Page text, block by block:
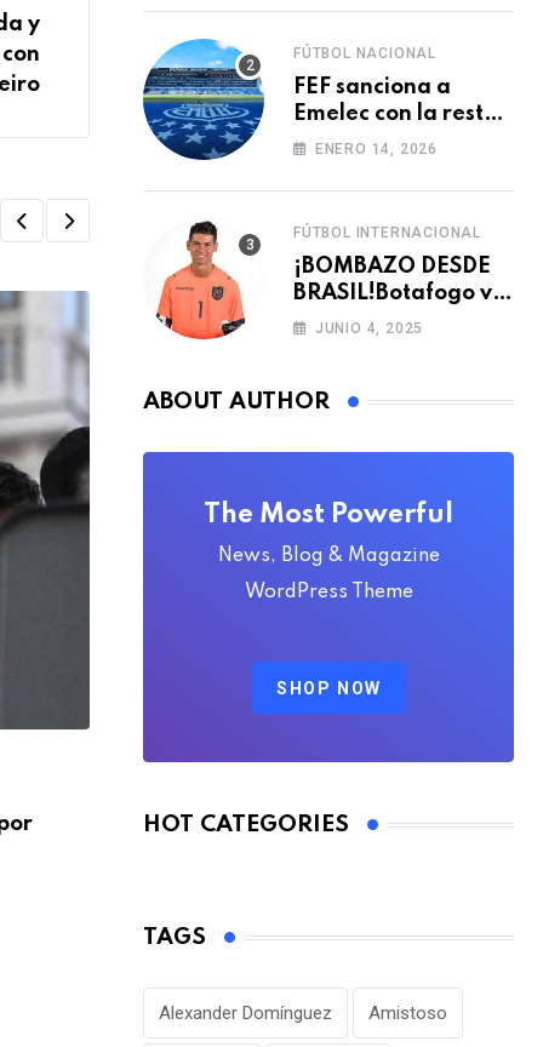
y
Alejandro Domínguez defiende la
FÚTBOL NACIONAL
FEF sanciona a
Emelec con la resta
de tres puntos para
ENERO 14, 2026
FÚTBOL INTERNACIONAL
¡BOMBAZO DESDE
BRASIL!Botafogo va
con TODO por el
JUNIO 4, 2025
ABOUT AUTHOR
The Most Powerful
News, Blog & Magazine
WordPress Theme
SHOP NOW
HOT CATEGORIES
TAGS
Alexander Domínguez Amistoso